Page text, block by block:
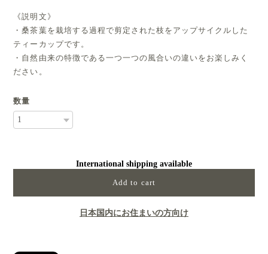
《説明文》
・桑茶葉を栽培する過程で剪定された枝をアップサイクルした
ティーカップです。
・自然由来の特徴である一つ一つの風合いの違いをお楽しみく
ださい。
数量
International shipping available
Add to cart
日本国内にお住まいの方向け